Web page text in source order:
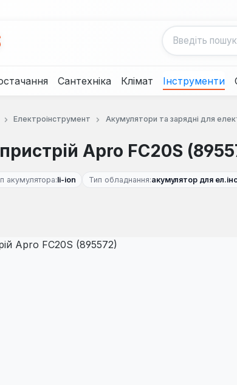
Сантехніка Клімат Інструменти
Електроінструмент Акумулятори та зарядні для
Apro FC20S
акумулятора:li-ion Тип обладнання:акумулятор для
зображень